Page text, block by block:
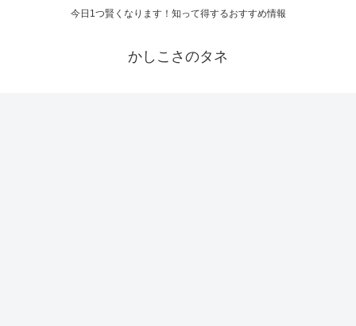
今日1つ賢くなります！知って得するおすすめ情報
かしこさのタネ